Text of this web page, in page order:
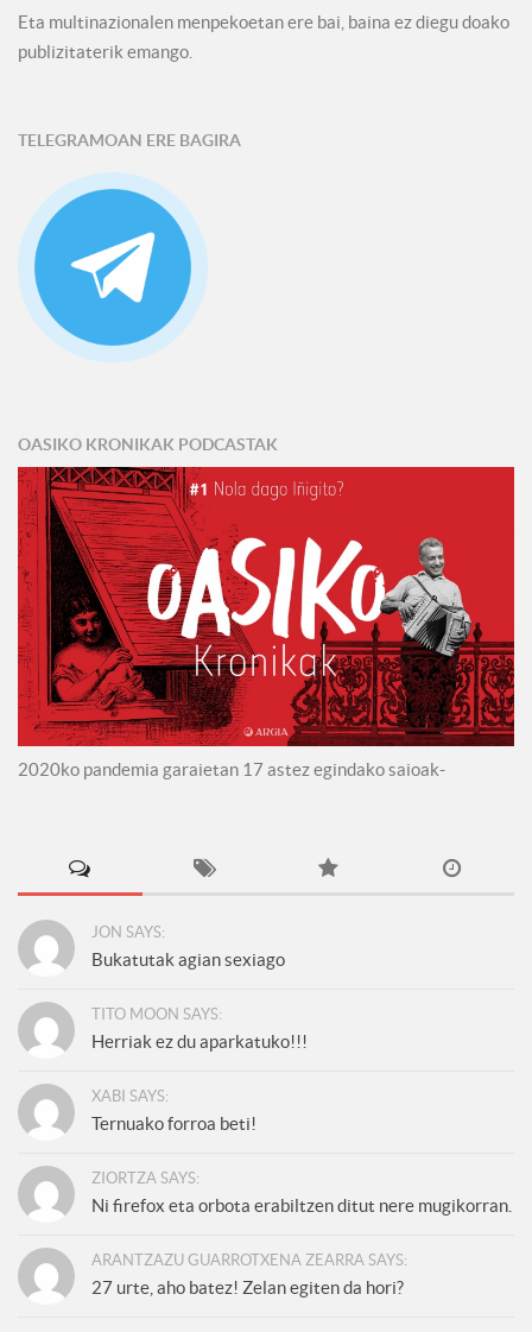
Eta multinazionalen menpekoetan ere bai, baina ez diegu doako
publizitaterik emango.
TELEGRAMOAN ERE BAGIRA
OASIKO KRONIKAK PODCASTAK
2020ko pandemia garaietan 17 astez egindako saioak-
JON SAYS:
Bukatutak agian sexiago
TITO MOON SAYS:
Herriak ez du aparkatuko!!!
XABI SAYS:
Ternuako forroa beti!
ZIORTZA SAYS:
Ni firefox eta orbota erabiltzen ditut nere mugikorran.
ARANTZAZU GUARROTXENA ZEARRA SAYS:
27 urte, aho batez! Zelan egiten da hori?